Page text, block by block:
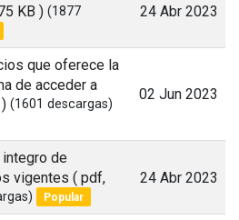
KB ) (1877
24 Abr 2023
que oferece la
de acceder a
(1601 descargas)
02 Jun 2023
integro de
vigentes ( pdf,
Popular
24 Abr 2023